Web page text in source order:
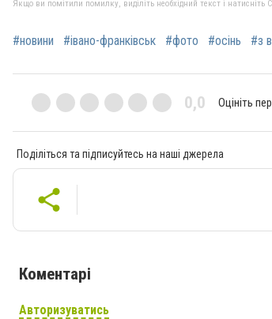
Якщо ви помітили помилку, виділіть необхідний текст і
#новини #івано-франківськ #фото #осінь #з
0,0 Оцініть
Поділіться та підписуйтесь на наші джерела
Коментарі
Авторизуватись